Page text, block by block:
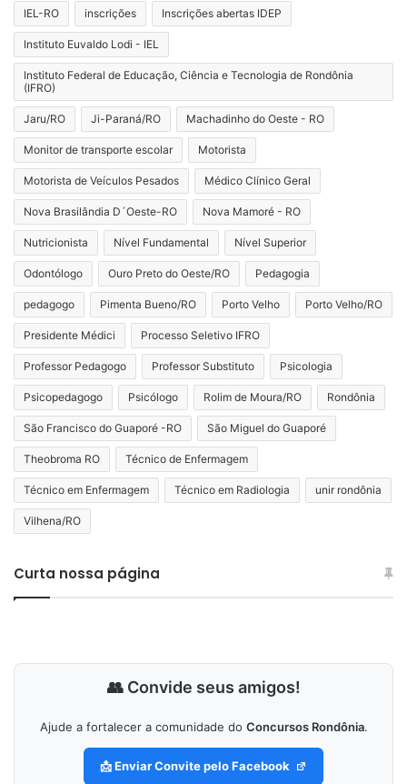
IEL-RO inscrições Inscrições abertas IDEP
Instituto Euvaldo Lodi - IEL
Instituto Federal de Educação, Ciência e Tecnologia de Rondônia
(IFRO)
Jaru/RO Ji-Paraná/RO Machadinho do Oeste - RO
Monitor de transporte escolar Motorista
Motorista de Veículos Pesados Médico Clínico Geral
Nova Brasilândia D´Oeste-RO Nova Mamoré - RO
Nutricionista Nível Fundamental Nível Superior
Odontólogo Ouro Preto do Oeste/RO Pedagogia
pedagogo Pimenta Bueno/RO Porto Velho Porto Velho/RO
Presidente Médici Processo Seletivo IFRO
Professor Pedagogo Professor Substituto Psicologia
Psicopedagogo Psicólogo Rolim de Moura/RO Rondônia
São Francisco do Guaporé -RO São Miguel do Guaporé
Theobroma RO Técnico de Enfermagem
Técnico em Enfermagem Técnico em Radiologia unir rondônia
Vilhena/RO
Curta nossa página
👥 Convide seus amigos!
Ajude a fortalecer a comunidade do Concursos Rondônia.
📩 Enviar Convite pelo Facebook